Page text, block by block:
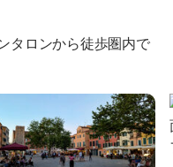
タロンから徒歩圏内で